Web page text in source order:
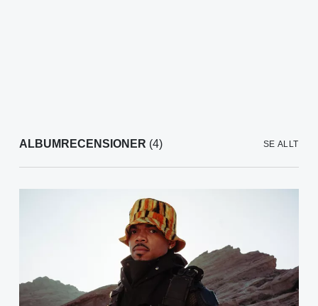
ALBUMRECENSIONER (4) SE ALLT